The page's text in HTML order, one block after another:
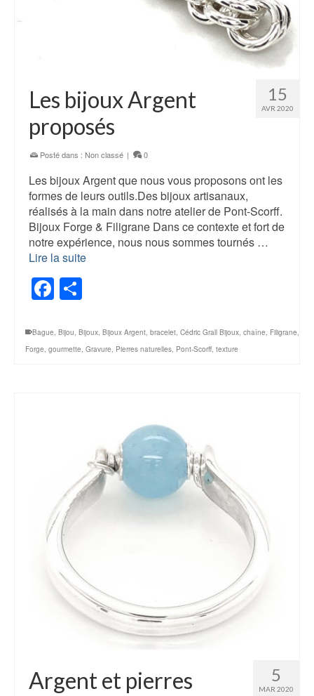
15
AVR 2020
Les bijoux Argent
proposés
Posté dans : Non classé | 0
Les bijoux Argent que nous vous proposons ont les
formes de leurs outils.Des bijoux artisanaux,
réalisés à la main dans notre atelier de Pont-Scorff.
Bijoux Forge & Filigrane Dans ce contexte et fort de
notre expérience, nous nous sommes tournés …
Lire la suite
Facebook
Bague Bijou Bijoux Bijoux Argent bracelet Cédric Grall Bijoux chaîne Filigrane
Forge gourmette Gravure Pierres naturelles Pont-Scorff texture
5
MAR 2020
Argent et pierres